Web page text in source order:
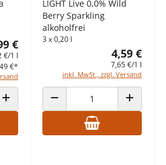
€
€/1 l
€*
ANZAHL ERHÖHEN
LIGHT Live 0,0% Wild
Berry Sparkling
alkoholfrei
3 x 0,20 l
4,59 €
7,65 €/1 l
inkl. MwSt., zzgl. Versand
ANZAHL VERRINGERN ANZAHL